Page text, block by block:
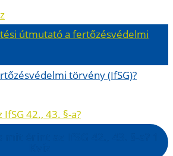
útmutató a fertőzésvédelmi
törvény (IfSG)?
42., 43. §-a?